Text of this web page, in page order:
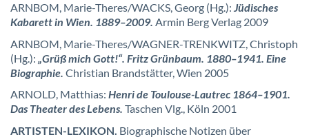
ARNBOM, Marie-Theres/WACKS, Georg (Hg.):Jüdisches
Kabarett in Wien. 1889–2009. Armin Berg Verlag 2009
ARNBOM, Marie-Theres/WAGNER-TRENKWITZ, Christoph
(Hg.): „Grüß mich Gott!“. Fritz Grünbaum. 1880–1941. Eine
Biographie. Christian Brandstätter, Wien 2005
ARNOLD, Matthias: Henri de Toulouse-Lautrec 1864–1901.
Das Theater des Lebens. Taschen Vlg., Köln 2001
ARTISTEN-LEXIKON. Biographische Notizen über